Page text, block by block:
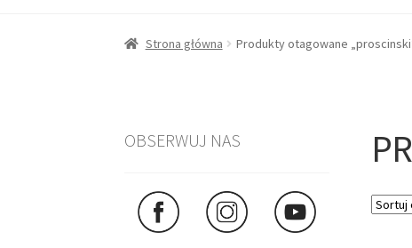
Strona główna Produkty otagowane
OBSERWUJ NAS